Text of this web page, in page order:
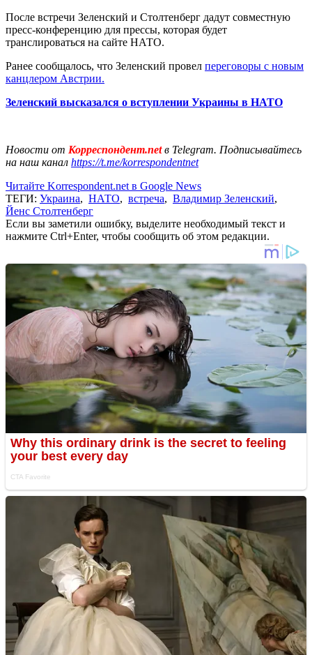
После встречи Зеленский и Столтенберг дадут совместную
пресс-конференцию для прессы, которая будет
транслироваться на сайте НАТО.
Ранее сообщалось, что Зеленский провел переговоры с новым
канцлером Австрии.
Зеленский высказался о вступлении Украины в НАТО
Новости от Корреспондент.netв Telegram. Подписывайтесь
на наш канал https://t.me/korrespondentnet
Читайте Korrespondent.net в Google News
ТЕГИ: Украина, НАТО, встреча, Владимир Зеленский,
Йенс Столтенберг
Если вы заметили ошибку, выделите необходимый текст и
нажмите Ctrl+Enter, чтобы сообщить об этом редакции.